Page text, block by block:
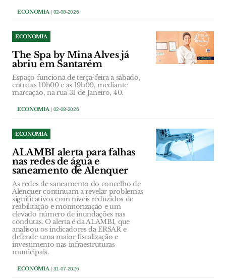
ECONOMIA | 02-08-2026
ECONOMIA
The Spa by Mina Alves já
abriu em Santarém
Espaço funciona de terça-feira a sábado,
entre as 10h00 e as 19h00, mediante
marcação, na rua 31 de Janeiro, 40.
ECONOMIA | 02-08-2026
ECONOMIA
ALAMBI alerta para falhas
nas redes de água e
saneamento de Alenquer
As redes de saneamento do concelho de
Alenquer continuam a revelar problemas
significativos com níveis reduzidos de
reabilitação e monitorização e um
elevado número de inundações nas
condutas. O alerta é da ALAMBI, que
analisou os indicadores da ERSAR e
defende uma maior fiscalização e
investimento nas infraestruturas
municipais.
ECONOMIA | 31-07-2026